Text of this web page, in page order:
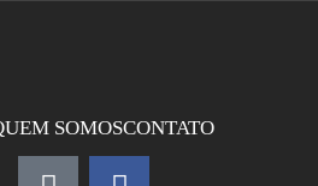
SOMOSCONTATO